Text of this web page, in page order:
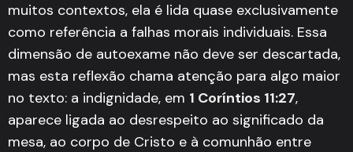
muitos contextos, ela é lida quase exclusivamente
como referência a falhas morais individuais. Essa
dimensão de autoexame não deve ser descartada,
mas esta reflexão chama atenção para algo maior
no texto: a indignidade, em 1 Coríntios 11:27,
aparece ligada ao desrespeito ao significado da
mesa, ao corpo de Cristo e à comunhão entre